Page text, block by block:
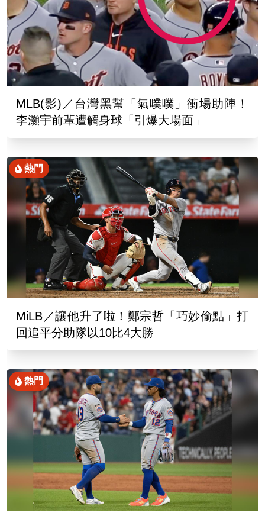
MLB(影)／台灣黑幫「氣噗噗」衝場助陣！
李灝宇前輩遭觸身球「引爆大場面」
熱門
MiLB／讓他升了啦！鄭宗哲「巧妙偷點」打
回追平分助隊以10比4大勝
熱門